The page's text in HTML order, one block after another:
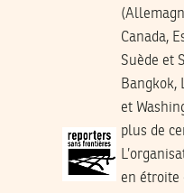
Canada,
Suède et
Bangkok,
et
plus de
en étroite